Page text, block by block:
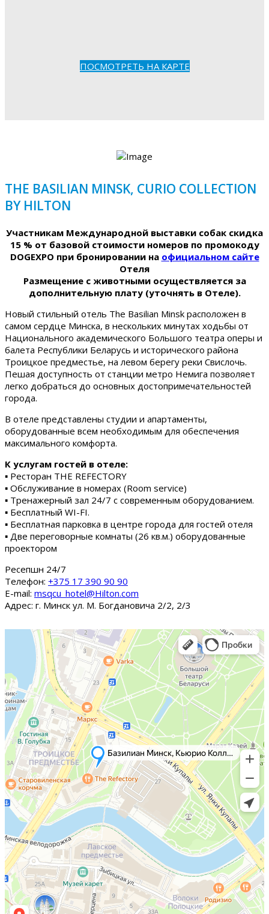
ПОСМОТРЕТЬ НА КАРТЕ
THE BASILIAN MINSK, CURIO COLLECTION
BY HILTON
Участникам Международной выставки собак скидка
15 % от базовой стоимости номеров по промокоду
DOGEXPO при бронировании на официальном сайте
Отеля
Размещение с животными осуществляется за
дополнительную плату (уточнять в Отеле).
Новый стильный отель The Basilian Minsk расположен в
самом сердце Минска, в нескольких минутах ходьбы от
Национального академического Большого театра оперы и
балета Республики Беларусь и исторического района
Троицкое предместье, на левом берегу реки Свислочь.
Пешая доступность от станции метро Немига позволяет
легко добраться до основных достопримечательностей
города.
В отеле представлены студии и апартаменты,
оборудованные всем необходимым для обеспечения
максимального комфорта.
К услугам гостей в отеле:
▪ Ресторан THE REFECTORY
▪ Обслуживание в номерах (Room service)
▪ Тренажерный зал 24/7 с современным оборудованием.
▪ Бесплатный WI-FI.
▪ Бесплатная парковка в центре города для гостей отеля
▪ Две переговорные комнаты (26 кв.м.) оборудованные
проектором
Ресепшн 24/7
Tелефон: +375 17 390 90 90
E-mail: msqcu_hotel@Hilton.com
Адрес: г. Минск ул. М. Богдановича 2/2, 2/3